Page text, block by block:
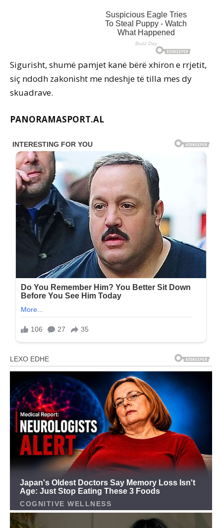
Sigurisht, shumë pamjet kanë bërë xhiron e rrjetit,
siç ndodh zakonisht me ndeshje të tilla mes dy
skuadrave.
PANORAMASPORT.AL